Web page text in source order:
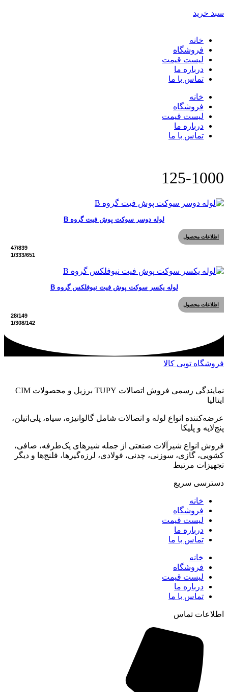
سبد خرید
خانه
فروشگاه
لیست قیمت
درباره ما
تماس با ما
خانه
فروشگاه
لیست قیمت
درباره ما
تماس با ما
125-1000
لوله دوسر سوکت پوش فیت گروه B
اطلاعات محصول
لوله یکسر سوکت پوش فیت نیوفلکس گروه B
اطلاعات محصول
فروشگاه توپی کالا
نمایندگی رسمی فروش اتصالات TUPY برزیل و محصولات CIM
ایتالیا
عرضه‌کننده انواع لوله و اتصالات شامل گالوانیزه، سیاه، پلی‌اتیلن،
پنج‌لایه و پلیکا
فروش انواع شیرآلات صنعتی از جمله شیرهای یک‌طرفه، صافی،
کشویی، گازی، سوزنی، چدنی، فولادی، لرزه‌گیرها، فلنج‌ها و دیگر
تجهیزات مرتبط
دسترسی سریع
خانه
فروشگاه
لیست قیمت
درباره ما
تماس با ما
خانه
فروشگاه
لیست قیمت
درباره ما
تماس با ما
اطلاعات تماس